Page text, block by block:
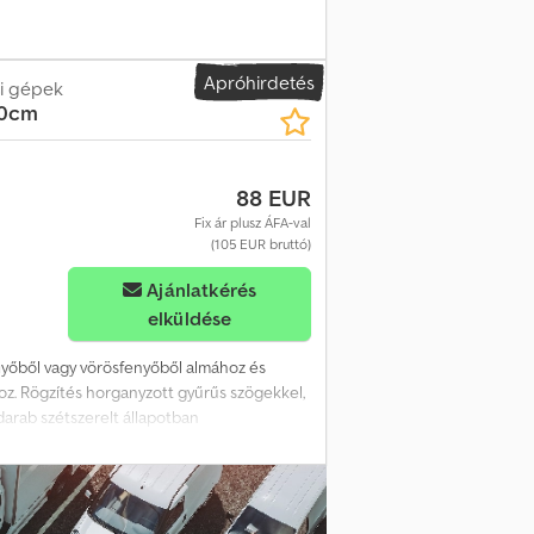
Apróhirdetés
gépek
88 EUR
Fix ár plusz ÁFA-val
(105 EUR bruttó)
Ajánlatkérés
elküldése
vagy vörösfenyőből almához és
Rögzítés horganyzott gyűrűs szögekkel,
szétszerelt állapotban
Más méretek igény esetén
Az ár 1 teherautó mennyiség átvétele